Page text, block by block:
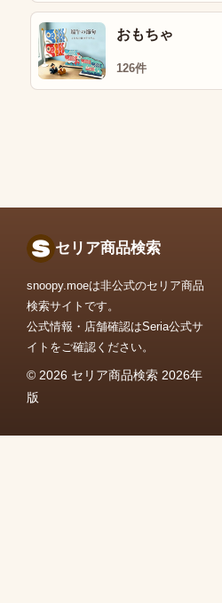
おもちゃ
126件
セリア商品検索
snoopy.moeは非公式のセリア商品
検索サイトです。
公式情報・店舗確認はSeria公式サ
イトをご確認ください。
© 2026 セリア商品検索 2026年
版